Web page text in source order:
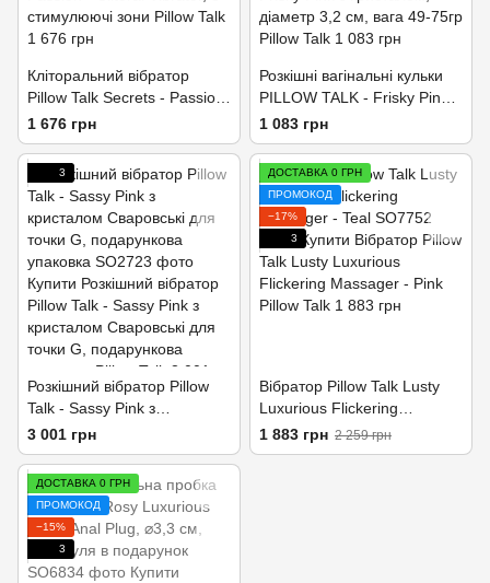
Кліторальний вібратор
Pillow Talk Secrets - Passion
- Clitoral Vibrator, 3
стимулюючі зони
1 676 грн
Розкішні вагінальні кульки
PILLOW TALK - Frisky Pink з
кристалом, діаметр 3,2 см,
вага 49-75гр
1 083 грн
3
Розкішний вібратор Pillow
Talk - Sassy Pink з
кристалом Сваровські для
точки G, подарункова
упаковка
3 001 грн
ДОСТАВКА 0 ГРН
ПРОМОКОД
−17%
3
Вібратор Pillow Talk Lusty
Luxurious Flickering
Massager - Teal
1 883 грн 2 259 грн
ДОСТАВКА 0 ГРН
ПРОМОКОД
−15%
3